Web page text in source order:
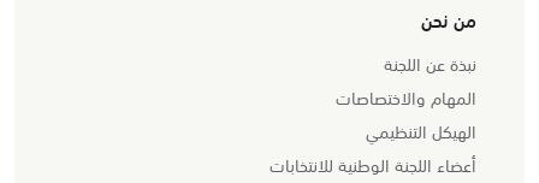
من نحن
نبذة عن اللجنة
المهام والاختصاصات
الهيكل التنظيمي
أعضاء اللجنة الوطنية للانتخابات